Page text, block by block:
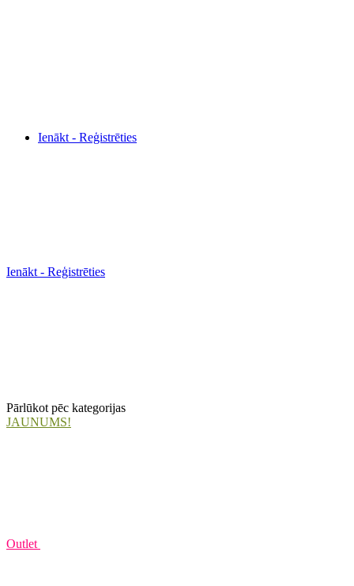
Ienākt - Reģistrēties
Ienākt - Reģistrēties
Pārlūkot pēc kategorijas
JAUNUMS!
Outlet